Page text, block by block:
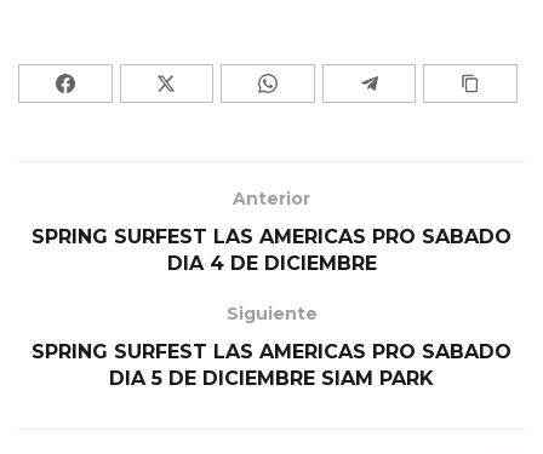
Anterior
SPRING SURFEST LAS AMERICAS PRO SABADO
DIA 4 DE DICIEMBRE
Siguiente
SPRING SURFEST LAS AMERICAS PRO SABADO
DIA 5 DE DICIEMBRE SIAM PARK